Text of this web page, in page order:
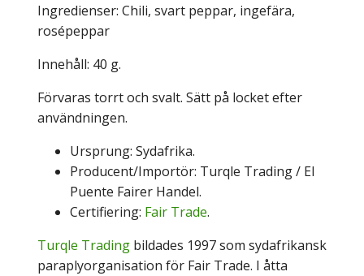
Ingredienser: Chili, svart peppar, ingefära,
rosépeppar
Innehåll: 40 g.
Förvaras torrt och svalt. Sätt på locket efter
användningen.
Ursprung: Sydafrika.
Producent/Importör: Turqle Trading/ El
Puente Fairer Handel.
Certifiering: Fair Trade.
Turqle Trading bildades 1997 som sydafrikansk
paraplyorganisation för Fair Trade. I åtta